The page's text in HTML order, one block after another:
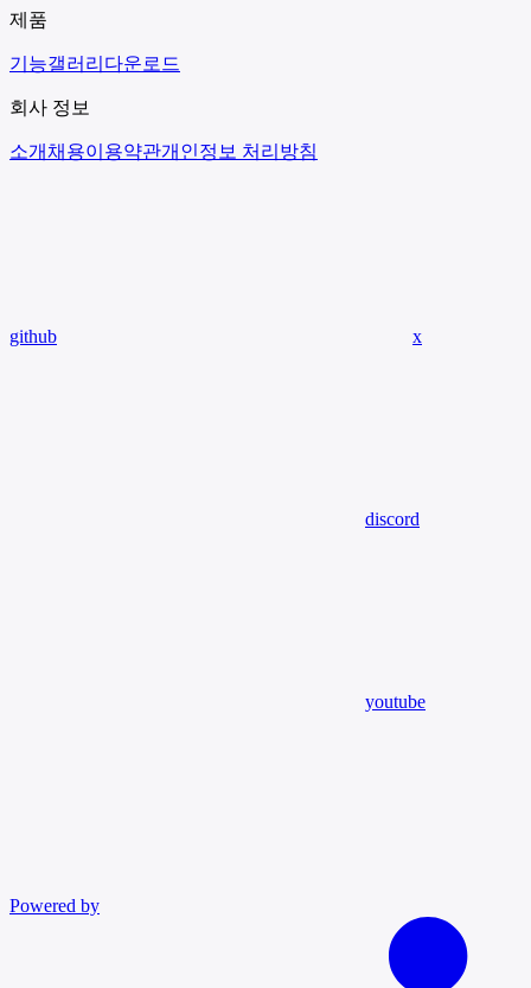
제품
기능갤러리 다운로드
회사 정보
소개 채용이용약관개인정보 처리방침
github x
discord
youtube
Powered by